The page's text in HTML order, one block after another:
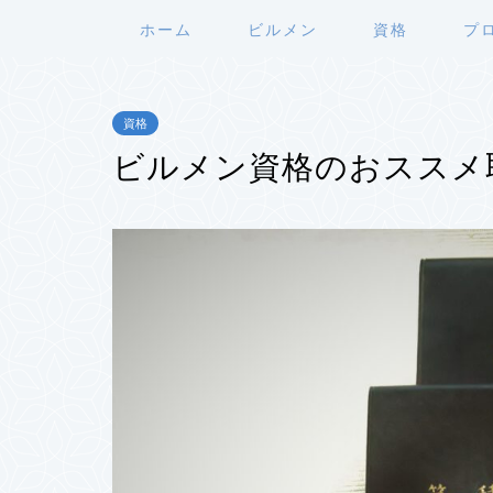
ホーム ビルメン 資格 プ
資格
ビルメン資格のおススメ